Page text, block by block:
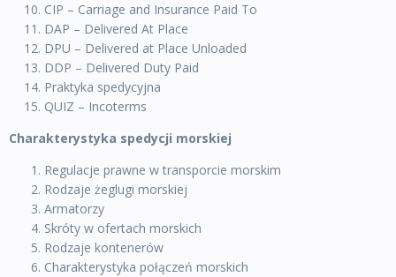
CIP – Carriage and Insurance Paid To
DAP – Delivered At Place
DPU – Delivered at Place Unloaded
DDP – Delivered Duty Paid
Praktyka spedycyjna
QUIZ – Incoterms
Charakterystyka spedycji morskiej
Regulacje prawne w transporcie morskim
Rodzaje żeglugi morskiej
Armatorzy
Skróty w ofertach morskich
Rodzaje kontenerów
Charakterystyka połączeń morskich